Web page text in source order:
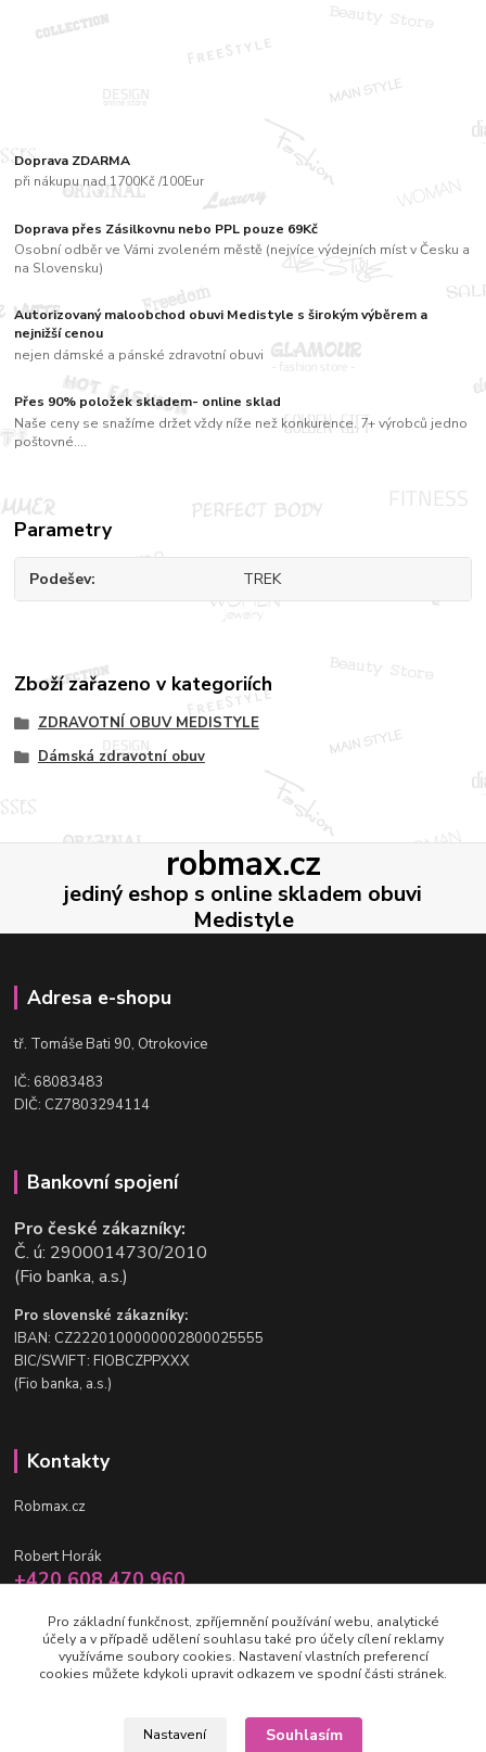
Doprava ZDARMA
při nákupu nad 1700Kč /100Eur
Doprava přes Zásilkovnu nebo PPL pouze 69Kč
Osobní odběr ve Vámi zvoleném městě (nejvíce výdejních míst v Česku a
na Slovensku)
Autorizovaný maloobchod obuvi Medistyle s širokým výběrem a
nejnižší cenou
nejen dámské a pánské zdravotní obuvi
Přes 90% položek skladem- online sklad
Naše ceny se snažíme držet vždy níže než konkurence. 7+ výrobců jedno
poštovné....
Parametry
Podešev TREK
Zboží zařazeno v kategoriích
ZDRAVOTNÍ OBUV MEDISTYLE
Dámská zdravotní obuv
robmax.cz
jediný eshop s online skladem obuvi
Medistyle
Adresa e-shopu
tř. Tomáše Bati 90, Otrokovice
IČ: 68083483
DIČ: CZ7803294114
Bankovní spojení
Pro české zákazníky:
Č. ú: 2900014730/2010
(Fio banka, a.s.)
Pro slovenské zákazníky:
IBAN: CZ2220100000002800025555
BIC/SWIFT: FIOBCZPPXXX
(Fio banka, a.s.)
Kontakty
Robmax.cz
Robert Horák
+420 608 470 960
info@robmax.cz
Pro základní funkčnost, zpříjemnění používání webu, analytické
účely a v případě udělení souhlasu také pro účely cílení reklamy
využíváme soubory cookies. Nastavení vlastních preferencí
cookies můžete kdykoli upravit odkazem ve spodní části stránek.
Nastavení Souhlasím